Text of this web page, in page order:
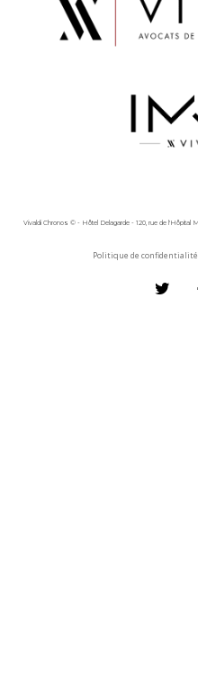
Vivaldi Chronos © - Hôtel Delagarde - 120, rue de
Politique de confidentialité